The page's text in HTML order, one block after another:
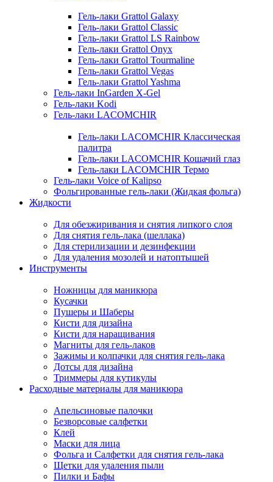
Гель-лаки Grattol Galaxy
Гель-лаки Grattol Classic
Гель-лаки Grattol LS Rainbow
Гель-лаки Grattol Onyx
Гель-лаки Grattol Tourmaline
Гель-лаки Grattol Vegas
Гель-лаки Grattol Yashma
Гель-лаки InGarden X-Gel
Гель-лаки Kodi
Гель-лаки LACOMCHIR
Гель-лаки LACOMCHIR Классическая
палитра
Гель-лаки LACOMCHIR Кошачий глаз
Гель-лаки LACOMCHIR Термо
Гель-лаки Voice of Kalipso
Фольгированные гель-лаки (Жидкая фольга)
Жидкости
Для обезжиривания и снятия липкого слоя
Для снятия гель-лака (шеллака)
Для стерилизации и дезинфекции
Для удаления мозолей и натоптышей
Инструменты
Ножницы для маникюра
Кусачки
Пушеры и Шаберы
Кисти для дизайна
Кисти для наращивания
Магниты для гель-лаков
Зажимы и колпачки для снятия гель-лака
Дотсы для дизайна
Триммеры для кутикулы
Расходные материалы для маникюра
Апельсиновые палочки
Безворсовые салфетки
Клей
Маски для лица
Фольга и Салфетки для снятия гель-лака
Щетки для удаления пыли
Пилки и Бафы